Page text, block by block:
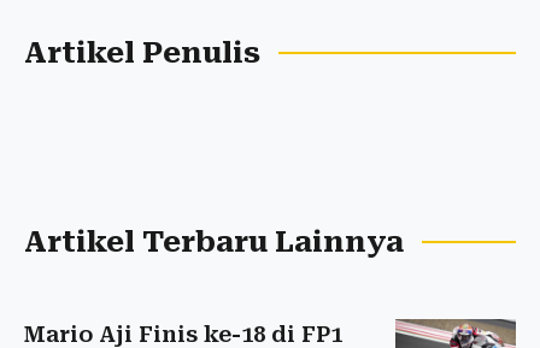
Artikel Penulis
Artikel Terbaru Lainnya
Mario Aji Finis ke-18 di FP1